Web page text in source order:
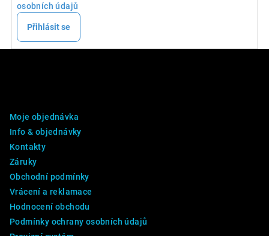
osobních údajů
Přihlásit se
Moje objednávka
Info & objednávky
Kontakty
Záruky
Obchodní podmínky
Vrácení a reklamace
Hodnocení obchodu
Podmínky ochrany osobních údajů